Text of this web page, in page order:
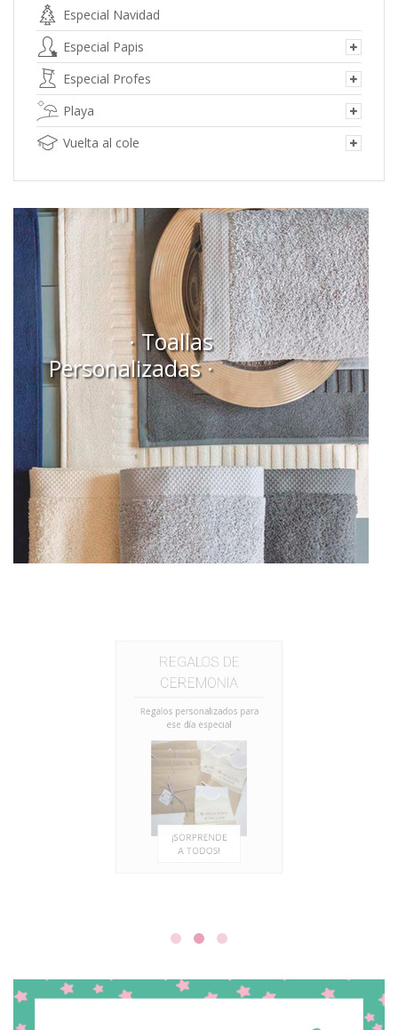
Especial Navidad
Especial Papis
Especial Profes
Playa
Vuelta al cole
· Toallas
Personalizadas ·
CEREMONIA
Regalos personalizados para
ese día especial